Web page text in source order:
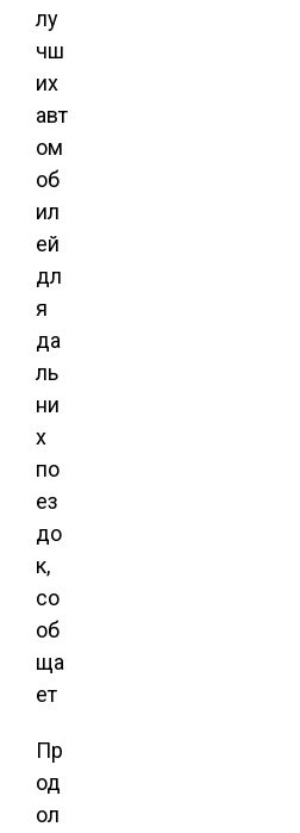
лу
чш
их
авт
ом
об
ил
ей
дл
я
да
ль
ни
х
по
ез
до
к,
со
об
ща
ет
Пр
од
ол